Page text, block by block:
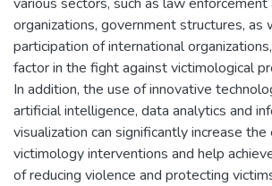
organizations, government structures, as
participation of international
factor in the fight against victimological
In addition, the use of innovative
artificial intelligence, data analytics and
visualization can significantly increase
victimology interventions and help
of reducing violence and protecting